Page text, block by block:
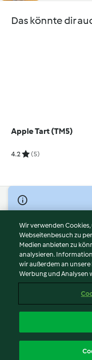
Das könnte dir
Apple Tart (TM5)
4.2 (5)
© Copyright 2026
Nutzungsbedingungen
Datenschutzrichtlinien
Disclaimer
Impressum
Cookies
Abo kündigen
Erklärung zur
Wir verwenden
Webseitenbesuch zu
Medien anbieten zu
analysieren.
wir außerdem an
Werbung und Analysen